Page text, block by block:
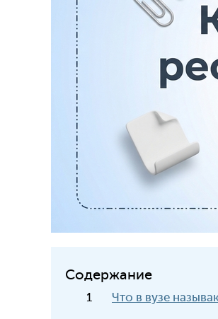
Содержание
Что в вузе